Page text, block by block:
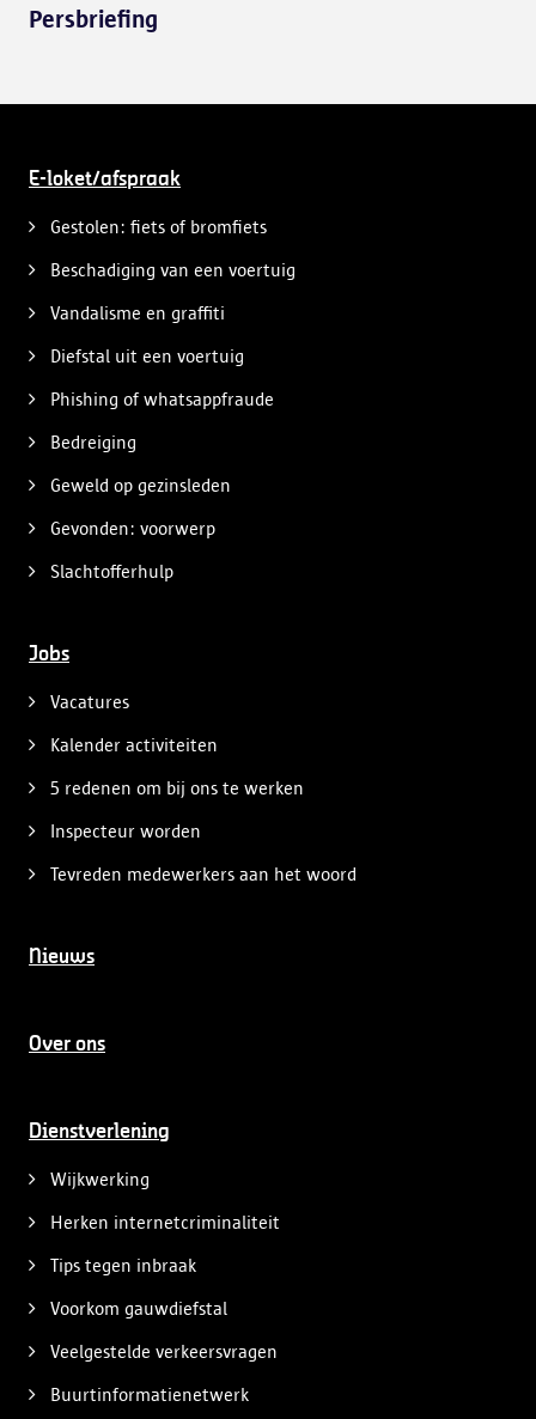
Persbriefing
E-loket/afspraak
Gestolen: fiets of bromfiets
Beschadiging van een voertuig
Vandalisme en graffiti
Diefstal uit een voertuig
Phishing of whatsappfraude
Bedreiging
Geweld op gezinsleden
Gevonden: voorwerp
Slachtofferhulp
Jobs
Vacatures
Kalender activiteiten
5 redenen om bij ons te werken
Inspecteur worden
Tevreden medewerkers aan het woord
Nieuws
Over ons
Dienstverlening
Wijkwerking
Herken internetcriminaliteit
Tips tegen inbraak
Voorkom gauwdiefstal
Veelgestelde verkeersvragen
Buurtinformatienetwerk